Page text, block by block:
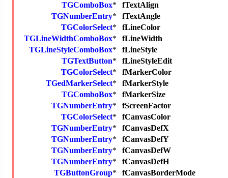
TGComboBox*
fTextAlign
TGNumberEntry*
fTextAngle
TGColorSelect*
fLineColor
TGLineWidthComboBox*
fLineWidth
TGLineStyleComboBox*
fLineStyle
TGTextButton*
fLineStyleEdit
TGColorSelect*
fMarkerColor
TGedMarkerSelect*
fMarkerStyle
TGComboBox*
fMarkerSize
TGNumberEntry*
fScreenFactor
TGColorSelect*
fCanvasColor
TGNumberEntry*
fCanvasDefX
TGNumberEntry*
fCanvasDefY
TGNumberEntry*
fCanvasDefW
TGNumberEntry*
fCanvasDefH
TGButtonGroup*
fCanvasBorderMode